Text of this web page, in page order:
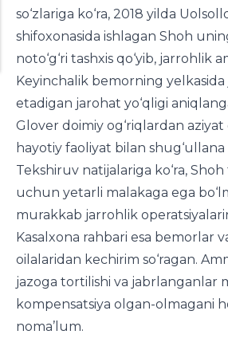
so‘zlariga ko‘ra, 2018 yilda
shifoxonasida ishlagan Shoh
noto‘g‘ri tashxis qo‘yib, jarrohlik
Keyinchalik bemorning
etadigan jarohat yo‘qligi
Glover doimiy og‘riqlardan
hayotiy faoliyat bilan shug‘ullana
Tekshiruv natijalariga ko‘ra,
uchun yetarli malakaga ega
murakkab jarrohlik
Kasalxona rahbari esa bemorlar
oilalaridan kechirim so‘ragan.
jazoga tortilishi va jabrlanganlar
kompensatsiya olgan-olmagani
noma’lum.